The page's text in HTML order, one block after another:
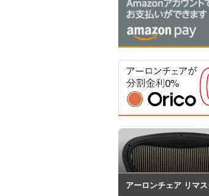
アーロンチェア リマ